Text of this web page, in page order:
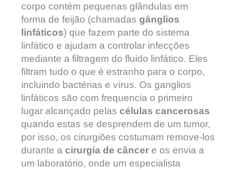
corpo contém pequenas glândulas em
forma de feijão (chamadas gânglios
linfáticos) que fazem parte do sistema
linfático e ajudam a controlar infecções
mediante a filtragem do fluido linfático. Eles
filtram tudo o que é estranho para o corpo,
incluindo bactérias e vírus. Os ganglios
linfáticos são com frequencia o primeiro
lugar alcançado pelas células cancerosas
quando estas se desprendem de um tumor,
por isso, os cirurgiões costumam remove-los
durante a cirurgia de câncere os envia a
um laboratório, onde um especialista